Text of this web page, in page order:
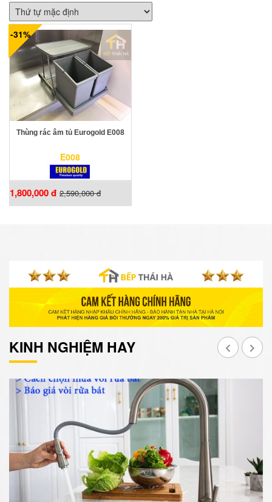
-31%
Thùng rác âm tủ Eurogold E008
E008
1,800,000 đ 2,590,000 đ
KINH NGHIỆM HAY